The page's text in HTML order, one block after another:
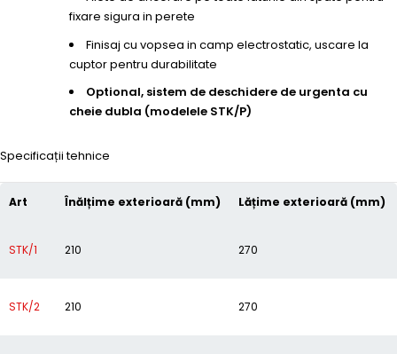
fixare sigura in perete
Finisaj cu vopsea in camp electrostatic, uscare la
cuptor pentru durabilitate
Optional, sistem de deschidere de urgenta cu
cheie dubla (modelele STK/P)
Specificații tehnice
Art Înălțime exterioară (mm) Lățime exterioară (mm)
STK/1 210 270
STK/2 210 270